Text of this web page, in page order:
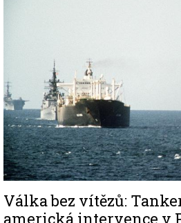
Válka bez vítězů:
americká intervence v